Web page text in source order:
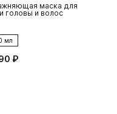
маска для
головы и волос
мл
₽